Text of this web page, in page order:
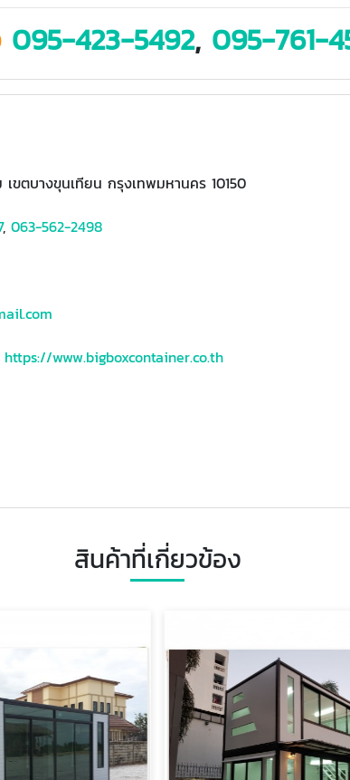
095-423-5492, 095-761-
ขตบางขุนเทียน กรุงเทพมหานคร 10150
, 063-562-2498
https://www.bigboxcontainer.co.th
สินค้าที่เกี่ยวข้อง